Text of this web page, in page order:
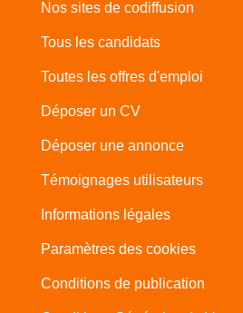
Nos sites de codiffusion
Tous les candidats
Toutes les offres d'emploi
Déposer un CV
Déposer une annonce
Témoignages utilisateurs
Informations légales
Paramètres des cookies
Conditions de publication